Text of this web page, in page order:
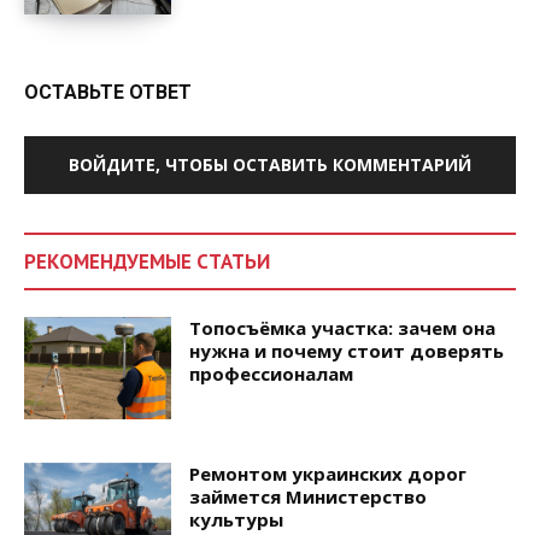
ОСТАВЬТЕ ОТВЕТ
ВОЙДИТЕ, ЧТОБЫ ОСТАВИТЬ КОММЕНТАРИЙ
РЕКОМЕНДУЕМЫЕ СТАТЬИ
Топосъёмка участка: зачем она
нужна и почему стоит доверять
профессионалам
Ремонтом украинских дорог
займется Министерство
культуры